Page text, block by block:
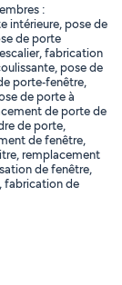
:
intérieure, pose de
de porte
fabrication
pose de
porte-fenêtre,
de porte à
de porte de
de porte,
de fenêtre,
remplacement
de fenêtre,
fabrication de